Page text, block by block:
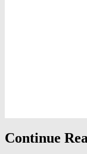
Continue